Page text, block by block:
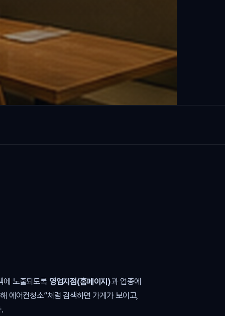
에 노출되도록 영업지점(홈페이지)과 업종에
에어컨청소”처럼 검색하면 가게가 보이고,